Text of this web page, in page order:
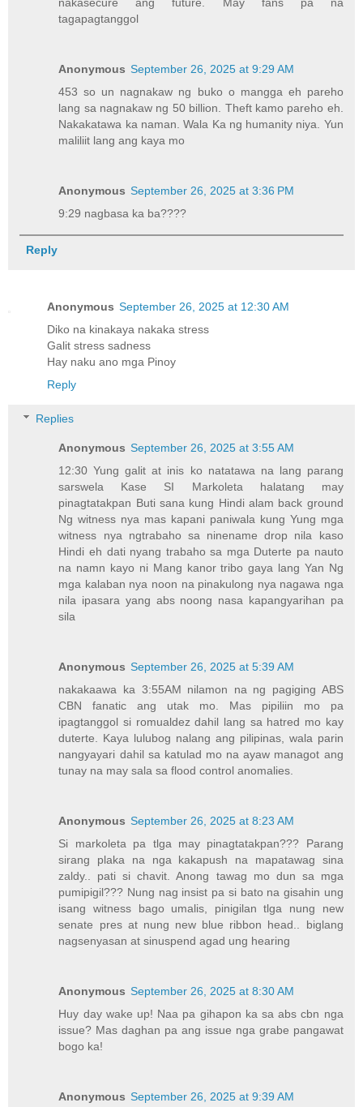
nakasecure ang future. May fans pa na
tagapagtanggol
Anonymous September 26, 2025 at 9:29 AM
453 so un nagnakaw ng buko o mangga eh pareho
lang sa nagnakaw ng 50 billion. Theft kamo pareho eh.
Nakakatawa ka naman. Wala Ka ng humanity niya. Yun
maliliit lang ang kaya mo
Anonymous September 26, 2025 at 3:36 PM
9:29 nagbasa ka ba????
Reply
Anonymous September 26, 2025 at 12:30 AM
Diko na kinakaya nakaka stress
Galit stress sadness
Hay naku ano mga Pinoy
Reply
Replies
Anonymous September 26, 2025 at 3:55 AM
12:30 Yung galit at inis ko natatawa na lang parang
sarswela Kase SI Markoleta halatang may
pinagtatakpan Buti sana kung Hindi alam back ground
Ng witness nya mas kapani paniwala kung Yung mga
witness nya ngtrabaho sa ninename drop nila kaso
Hindi eh dati nyang trabaho sa mga Duterte pa nauto
na namn kayo ni Mang kanor tribo gaya lang Yan Ng
mga kalaban nya noon na pinakulong nya nagawa nga
nila ipasara yang abs noong nasa kapangyarihan pa
sila
Anonymous September 26, 2025 at 5:39 AM
nakakaawa ka 3:55AM nilamon na ng pagiging ABS
CBN fanatic ang utak mo. Mas pipiliin mo pa
ipagtanggol si romualdez dahil lang sa hatred mo kay
duterte. Kaya lulubog nalang ang pilipinas, wala parin
nangyayari dahil sa katulad mo na ayaw managot ang
tunay na may sala sa flood control anomalies.
Anonymous September 26, 2025 at 8:23 AM
Si markoleta pa tlga may pinagtatakpan??? Parang
sirang plaka na nga kakapush na mapatawag sina
zaldy.. pati si chavit. Anong tawag mo dun sa mga
pumipigil??? Nung nag insist pa si bato na gisahin ung
isang witness bago umalis, pinigilan tlga nung new
senate pres at nung new blue ribbon head.. biglang
nagsenyasan at sinuspend agad ung hearing
Anonymous September 26, 2025 at 8:30 AM
Huy day wake up! Naa pa gihapon ka sa abs cbn nga
issue? Mas daghan pa ang issue nga grabe pangawat
bogo ka!
Anonymous September 26, 2025 at 9:39 AM